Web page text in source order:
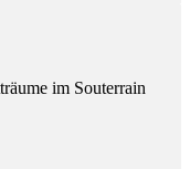
im Souterrain